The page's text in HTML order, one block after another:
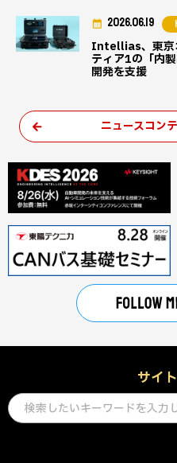
Intellias、東京
ティア1の「内
開発を支援
2026.06.19
ニュースコン
サイ